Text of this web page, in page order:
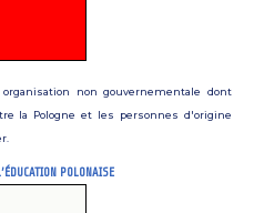
non gouvernementale dont
la Pologne et les personnes d'origine
POLONAISE